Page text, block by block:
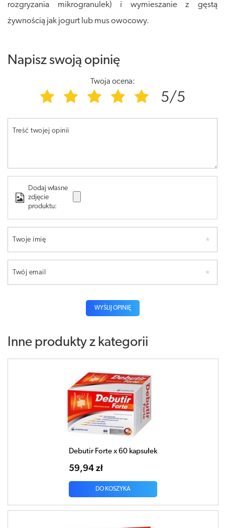
rozgryzania mikrogranulek) i wymieszanie z gęstą
żywnością jak jogurt lub mus owocowy.
Napisz swoją opinię
Twoja ocena:
5/5
Treść twojej opinii
Dodaj własne
zdjęcie
produktu:
Twoje imię
Twój email
WYŚLIJ OPINIĘ
Inne produkty z kategorii
Debutir Forte x 60 kapsułek
59,94 zł
DO KOSZYKA